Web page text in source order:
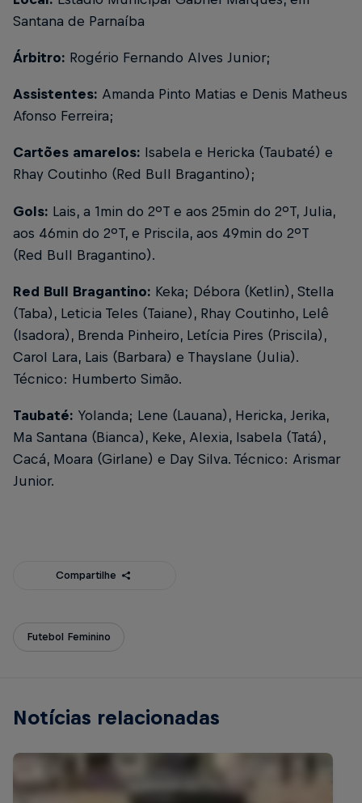
Santana de Parnaíba
Árbitro: Rogério Fernando Alves Junior;
Assistentes: Amanda Pinto Matias e Denis Matheus
Afonso Ferreira;
Cartões amarelos: Isabela e Hericka (Taubaté) e
Rhay Coutinho (Red Bull Bragantino);
Gols: Lais, a 1min do 2ºT e aos 25min do 2ºT, Julia,
aos 46min do 2ºT, e Priscila, aos 49min do 2ºT
(Red Bull Bragantino).
Red Bull Bragantino: Keka; Débora (Ketlin), Stella
(Taba), Leticia Teles (Taiane), Rhay Coutinho, Lelê
(Isadora), Brenda Pinheiro, Letícia Pires (Priscila),
Carol Lara, Lais (Barbara) e Thayslane (Julia).
Técnico: Humberto Simão.
Taubaté: Yolanda; Lene (Lauana), Hericka, Jerika,
Ma Santana (Bianca), Keke, Alexia, Isabela (Tatá),
Cacá, Moara (Girlane) e Day Silva. Técnico: Arismar
Junior.
Compartilhe
Futebol Feminino
Notícias relacionadas